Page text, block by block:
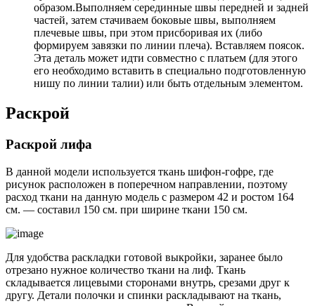
образом.Выполняем серединные швы передней и задней
частей, затем стачиваем боковые швы, выполняем
плечевые швы, при этом присборивая их (либо
формируем завязки по линии плеча). Вставляем поясок.
Эта деталь может идти совместно с платьем (для этого
его необходимо вставить в специально подготовленную
нишу по линии талии) или быть отдельным элементом.
Раскрой
Раскрой лифа
В данной модели используется ткань шифон-гофре, где
рисунок расположен в поперечном направлении, поэтому
расход ткани на данную модель с размером 42 и ростом 164
см. — составил 150 см. при ширине ткани 150 см.
Для удобства раскладки готовой выкройки, заранее было
отрезано нужное количество ткани на лиф. Ткань
складывается лицевыми сторонами внутрь, срезами друг к
другу. Детали полочки и спинки раскладывают на ткань,